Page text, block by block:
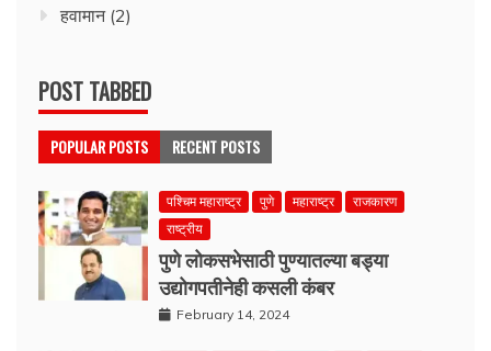
हवामान(2)
POST TABBED
POPULAR POSTS RECENT POSTS
पश्चिम महाराष्ट्र पुणे महाराष्ट्र
राजकारण
राष्ट्रीय
पुणे लोकसभेसाठी पुण्यातल्या बड्या
उद्योगपतीनेही कसली कंबर
February 14, 2024